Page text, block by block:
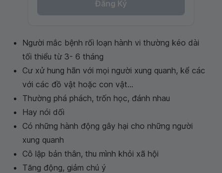
Đăng Ký
Người mắc bệnh rối loạn hành vi thường kéo dài
tối thiểu từ 3- 6 tháng
Cư xử hung hãn với mọi người xung quanh, kể các
với các đồ vật hoặc con vật...
Thường phá phách, trốn học, đánh nhau
Hay nói dối
Có những hành động gây hại cho những người
xung quanh
Cô lập bản thân, thu mình khỏi xã hội
Tăng động, giảm chú ý